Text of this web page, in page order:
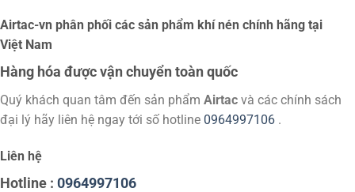
Airtac-vn phân phối các sản phẩm khí nén chính hãng tại
Việt Nam
Hàng hóa được vận chuyển toàn quốc
Quý khách quan tâm đến sản phẩm Airtac và các chính sách
đại lý hãy liên hệ ngay tới số hotline 0964997106 .
Liên hệ
Hotline : 0964997106